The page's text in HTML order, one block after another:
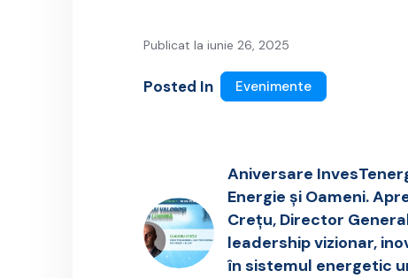
Publicat la iunie 26, 2025
Posted In Evenimente
Aniversare
Energie și Oameni.
Crețu, Director
leadership vizionar,
în sistemul energetic